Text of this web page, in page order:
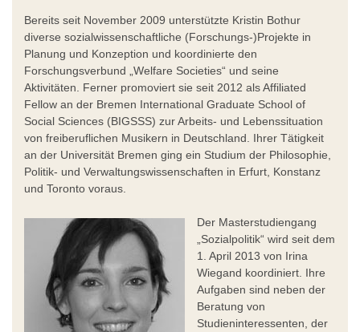
Bereits seit November 2009 unterstützte Kristin Bothur
diverse sozialwissenschaftliche (Forschungs-)Projekte in
Planung und Konzeption und koordinierte den
Forschungsverbund „Welfare Societies“ und seine
Aktivitäten. Ferner promoviert sie seit 2012 als Affiliated
Fellow an der Bremen International Graduate School of
Social Sciences (BIGSSS) zur Arbeits- und Lebenssituation
von freiberuflichen Musikern in Deutschland. Ihrer Tätigkeit
an der Universität Bremen ging ein Studium der Philosophie,
Politik- und Verwaltungswissenschaften in Erfurt, Konstanz
und Toronto voraus.
Der Masterstudiengang
„Sozialpolitik“ wird seit dem
1. April 2013 von Irina
Wiegand koordiniert. Ihre
Aufgaben sind neben der
Beratung von
Studieninteressenten, der